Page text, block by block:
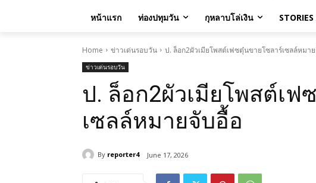
หน้าแรก ท่องปทุมวัน กุหลาบโล่เงิน
Home ข่าวเด่นรอบวัน ป. ล็อก2ผัวเมียโพสต์เฟซตุ๋นขายโซลาร์เซลล์หมา
ข่าวเด่นรอบวัน
ป. ล็อก2ผัวเมียโพสต์เ
เซลล์หมายจับอื้อ
By reporter4 June 17, 2026